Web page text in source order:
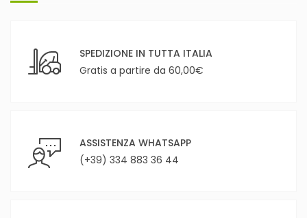
SPEDIZIONE IN TUTTA ITALIA
Gratis a partire da 60,00€
ASSISTENZA WHATSAPP
(+39) 334 883 36 44